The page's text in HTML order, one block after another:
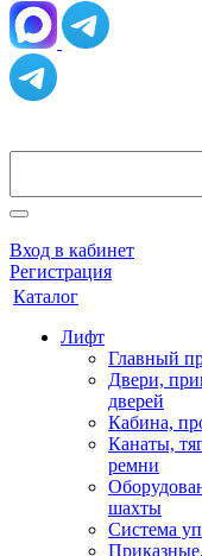
Вход в кабинет
Регистрация
Каталог
Лифт
Главный
Двери,
дверей
Кабина,
Канаты,
ремни
шахты
Система
Приказные,